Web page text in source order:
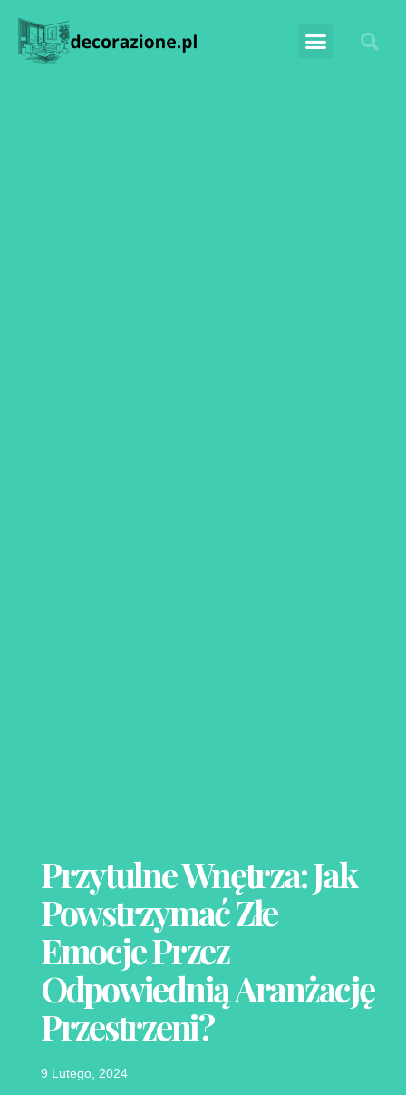
Przytulne Wnętrza: Jak
Powstrzymać Złe
Emocje Przez
Odpowiednią Aranżację
Przestrzeni?
9 Lutego, 2024